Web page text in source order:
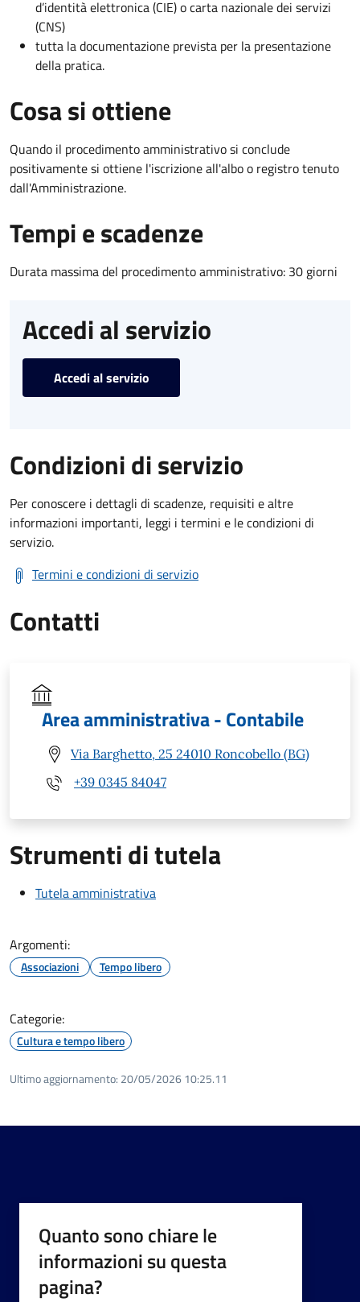
d’identità elettronica (CIE) o carta nazionale dei servizi
(CNS)
tutta la documentazione prevista per la presentazione
della pratica.
Cosa si ottiene
Quando il procedimento amministrativo si conclude
positivamente si ottiene l'iscrizione all'albo o registro tenuto
dall'Amministrazione.
Tempi e scadenze
Durata massima del procedimento amministrativo: 30 giorni
Accedi al servizio
Accedi al servizio
Condizioni di servizio
Per conoscere i dettagli di scadenze, requisiti e altre
informazioni importanti, leggi i termini e le condizioni di
servizio.
Termini e condizioni di servizio
Contatti
Area amministrativa - Contabile
Via Barghetto, 25 24010 Roncobello (BG)
+39 0345 84047
Strumenti di tutela
Tutela amministrativa
Argomenti:
Associazioni Tempo libero
Categorie:
Cultura e tempo libero
Ultimo aggiornamento: 20/05/2026 10:25.11
Quanto sono chiare le
informazioni su questa
pagina?